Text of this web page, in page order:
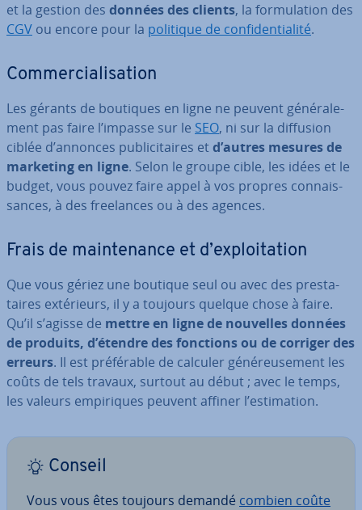
et la gestion des données des clients, la for­mu­la­tion des
CGV ou encore pour la politique de con­fi­den­tia­lité.
Com­mer­cia­li­sa­tion
Les gérants de boutiques en ligne ne peuvent gé­né­ra­le­
ment pas faire l’impasse sur le SEO, ni sur la diffusion
ciblée d’annonces pu­bli­ci­taires etd’autres mesures de
marketing en ligne. Selon le groupe cible, les idées et le
budget, vous pouvez faire appel à vos propres con­nais­
sances, à des free­lances ou à des agences.
Frais de main­te­nance et d’ex­ploi­ta­tion
Que vous gériez une boutique seul ou avec des pres­ta­
taires ex­té­rieurs, il y a toujours quelque chose à faire.
Qu’il s’agisse de mettre en ligne de nouvelles données
de produits, d’étendre des fonctions ou de corriger des
erreurs. Il est pré­fé­rable de calculer gé­né­reu­se­ment les
coûts de tels travaux, surtout au début ; avec le temps,
les valeurs em­pi­riques peuvent affiner l’es­ti­ma­tion.
Conseil
Vous vous êtes toujours demandé combien coûte